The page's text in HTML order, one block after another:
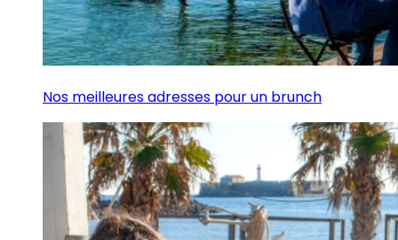
Nos meilleures adresses pour un brunch